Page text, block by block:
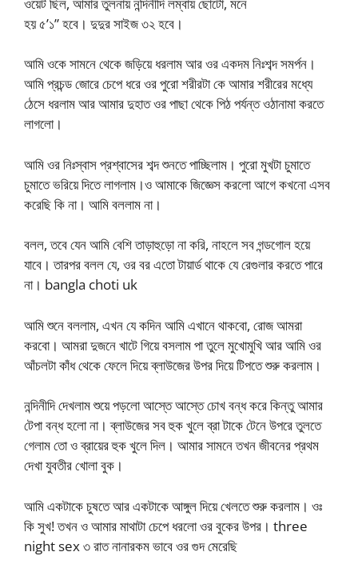
হয় ৫’১” হবে। দুদুর সাইজ ৩২ হবে।
আমি ওকে সামনে থেকে জড়িয়ে ধরলাম আর ওর একদম নিঃশব্দ সমর্পন।
আমি প্রচন্ড জোরে চেপে ধরে ওর পুরো শরীরটা কে আমার শরীরের মধ্যে
ঠেসে ধরলাম আর আমার দুহাত ওর পাছা থেকে পিঠ পর্যন্ত ওঠানামা করতে
লাগলো।
আমি ওর নিঃস্বাস প্রশ্বাসের শব্দ শুনতে পাচ্ছিলাম। পুরো মুখটা চুমাতে
চুমাতে ভরিয়ে দিতে লাগলাম।ও আমাকে জিজ্ঞেস করলো আগে কখনো এসব
করেছি কি না। আমি বললাম না।
বলল, তবে যেন আমি বেশি তাড়াহুড়ো না করি, নাহলে সব গন্ডগোল হয়ে
যাবে। তারপর বলল যে, ওর বর এতো টায়ার্ড থাকে যে রেগুলার করতে পারে
না। bangla choti uk
আমি শুনে বললাম, এখন যে কদিন আমি এখানে থাকবো, রোজ আমরা
করবো। আমরা দুজনে খাটে গিয়ে বসলাম পা তুলে মুখোমুখি আর আমি ওর
আঁচলটা কাঁধ থেকে ফেলে দিয়ে ব্লাউজের উপর দিয়ে টিপতে শুরু করলাম।
নন্দিনীদি দেখলাম শুয়ে পড়লো আস্তে আস্তে চোখ বন্ধ করে কিন্তু আমার
টেপা বন্ধ হলো না। ব্লাউজের সব হুক খুলে ব্রা টাকে টেনে উপরে তুলতে
গেলাম তো ও ব্রায়ের হুক খুলে দিল। আমার সামনে তখন জীবনের প্রথম
দেখা যুবতীর খোলা বুক।
আমি একটাকে চুষতে আর একটাকে আঙ্গুল দিয়ে খেলতে শুরু করলাম। ওঃ
কি সুখ! তখন ও আমার মাথাটা চেপে ধরলো ওর বুকের উপর। three
night sex ৩ রাত নানারকম ভাবে ওর গুদ মেরেছি